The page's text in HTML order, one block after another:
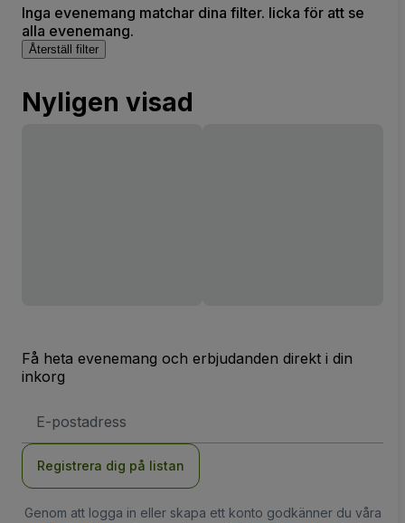
Inga evenemang matchar dina filter. licka för att se
alla evenemang.
Återställ filter
Nyligen visad
Få heta evenemang och erbjudanden direkt i din
inkorg
postadress
Registrera dig på listan
Genom att logga in eller skapa ett konto godkänner du våra